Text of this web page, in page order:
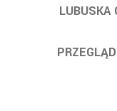
LUBUSKA